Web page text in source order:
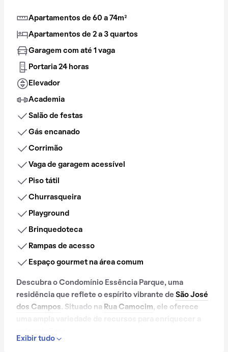
Apartamentos de 60 a 74m²
Apartamentos de 2 a 3 quartos
Garagem com até 1 vaga
Portaria 24 horas
Elevador
Academia
Salão de festas
Gás encanado
Corrimão
Vaga de garagem acessível
Piso tátil
Churrasqueira
Playground
Brinquedoteca
Rampas de acesso
Espaço gourmet na área comum
Descubra o Condomínio Essência Parque, uma
residência que reflete o espírito vibrante de São José
dos Campos. Situado na Rua Camocim, ele oferece
Exibir tudo